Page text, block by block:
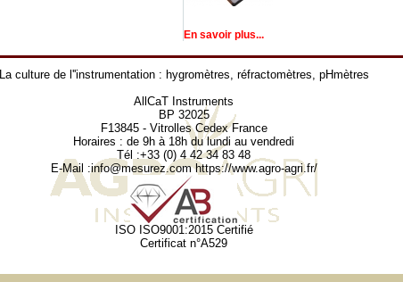
En savoir plus...
La culture de l''instrumentation : hygromètres, réfractomètres, pHmètres
AllCaT Instruments
BP 32025
F13845 - Vitrolles Cedex France
Horaires : de 9h à 18h du lundi au vendredi
Tél :+33 (0) 4 42 34 83 48
E-Mail :info@mesurez.com https://www.agro-agri.fr/
ISO ISO9001:2015 Certifié
Certificat n°A529